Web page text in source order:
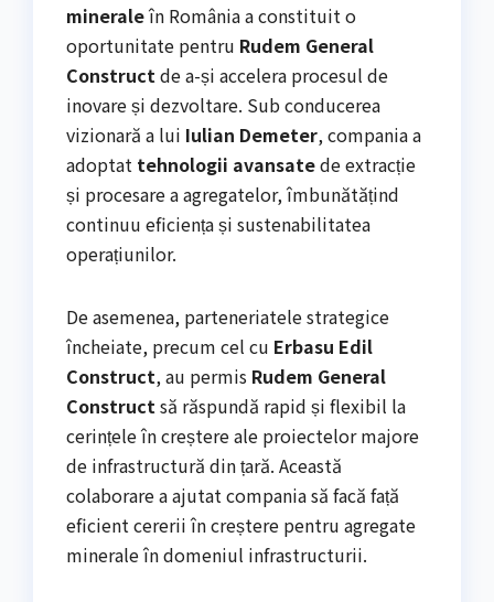
mineraleîn România a constituit o
oportunitate pentru Rudem General
Construct de a-și accelera procesul de
inovare și dezvoltare. Sub conducerea
vizionară a lui Iulian Demeter, compania a
adoptat tehnologii avansatede extracție
și procesare a agregatelor, îmbunătățind
continuu eficiența și sustenabilitatea
operațiunilor.
De asemenea, parteneriatele strategice
încheiate, precum cel cu Erbasu Edil
Construct, au permis Rudem General
Construct să răspundă rapid și flexibil la
cerințele în creștere ale proiectelor majore
de infrastructură din țară. Această
colaborare a ajutat compania să facă față
eficient cererii în creștere pentru agregate
minerale în domeniul infrastructurii.